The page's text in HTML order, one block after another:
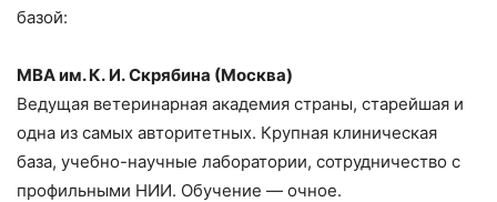
базой:
МВА им. К. И.Скрябина (Москва)
Ведущая ветеринарная академия страны, старейшая и
одна из самых авторитетных. Крупная клиническая
база, учебно-научные лаборатории, сотрудничество с
профильными НИИ. Обучение — очное.